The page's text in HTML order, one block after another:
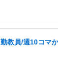
教員/週10コマ